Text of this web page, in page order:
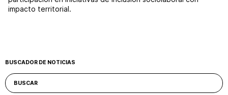
impacto territorial.
BUSCADOR DE NOTICIAS